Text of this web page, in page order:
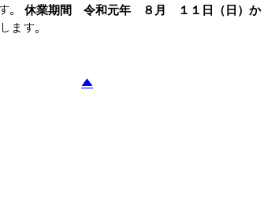
。
休業期間 令和元年 ８月 １１日（日）か
す。
▲